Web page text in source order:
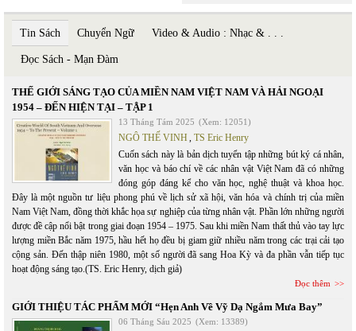
Tin Sách Chuyển Ngữ Video & Audio : Nhạc & . . .
Đọc Sách - Mạn Đàm
THẾ GIỚI SÁNG TẠO CỦA MIỀN NAM VIỆT NAM VÀ HẢI NGOẠI
1954 – ĐẾN HIỆN TẠI – TẬP 1
13 Tháng Tám 2025 (Xem: 12051)
NGÔ THẾ VINH, TS Eric Henry
Cuốn sách này là bản dịch tuyển tập những bút ký cá nhân,
văn học và báo chí về các nhân vật Việt Nam đã có những
đóng góp đáng kể cho văn học, nghệ thuật và khoa học.
Đây là một nguồn tư liệu phong phú về lịch sử xã hội, văn hóa và chính trị của miền
Nam Việt Nam, đồng thời khắc họa sự nghiệp của từng nhân vật. Phần lớn những người
được đề cập nổi bật trong giai đoạn 1954 – 1975. Sau khi miền Nam thất thủ vào tay lực
lượng miền Bắc năm 1975, hầu hết họ đều bị giam giữ nhiều năm trong các trại cải tạo
cộng sản. Đến thập niên 1980, một số người đã sang Hoa Kỳ và đa phần vẫn tiếp tục
hoạt động sáng tạo.(TS. Eric Henry, dịch giả)
Đọc thêm
GIỚI THIỆU TÁC PHẨM MỚI “Hẹn Anh Về Vỹ Dạ Ngắm Mưa Bay”
06 Tháng Sáu 2025 (Xem: 13389)